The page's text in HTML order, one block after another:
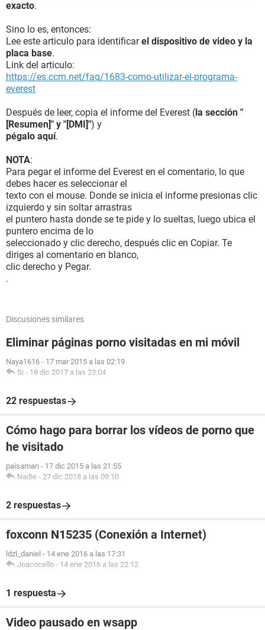
exacto.
Sino lo es, entonces:
Lee este articulo para identificarel dispositivo de video y la
placa base.
Link del articulo:
https://es.ccm.net/faq/1683-como-utilizar-el-programa-
everest
Después de leer, copia el informe del Everest (la sección "
[Resumen]" y "[DMI]") y
pégalo aquí.
NOTA:
Para pegar el informe del Everest en el comentario, lo que
debes hacer es seleccionar el
texto con el mouse. Donde se inicia el informe presionas clic
izquierdo y sin soltar arrastras
el puntero hasta donde se te pide y lo sueltas, luego ubica el
puntero encima de lo
seleccionado y clic derecho, después clic en Copiar. Te
diriges al comentario en blanco,
clic derecho y Pegar.
.
Discusiones similares
Eliminar páginas porno visitadas en mi móvil
Naya1616 - 17 mar 2015 a las 02:19
Si - 18 dic 2017 a las 23:04
22 respuestas
Cómo hago para borrar los vídeos de porno que
he visitado
paisaman - 17 dic 2015 a las 21:55
Nadie - 27 dic 2018 a las 09:10
2 respuestas
foxconn N15235 (Conexión a Internet)
ldzl_daniel - 14 ene 2016 a las 17:31
Joacocello - 14 ene 2016 a las 22:12
1 respuesta
Video pausado en wsapp